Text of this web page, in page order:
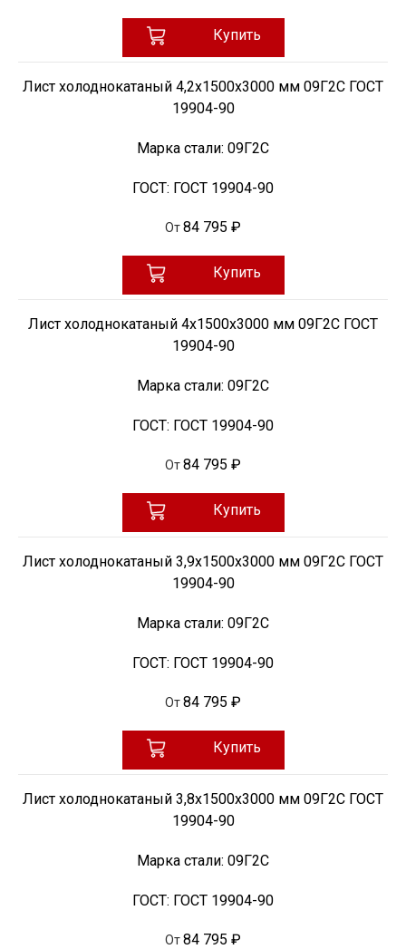
Купить
Лист холоднокатаный 4,2х1500х3000 мм 09Г2С ГОСТ
19904-90
Марка стали: 09Г2С
ГОСТ: ГОСТ 19904-90
От84 795 ₽
Купить
Лист холоднокатаный 4х1500х3000 мм 09Г2С ГОСТ
19904-90
Марка стали: 09Г2С
ГОСТ: ГОСТ 19904-90
От84 795 ₽
Купить
Лист холоднокатаный 3,9х1500х3000 мм 09Г2С ГОСТ
19904-90
Марка стали: 09Г2С
ГОСТ: ГОСТ 19904-90
От84 795 ₽
Купить
Лист холоднокатаный 3,8х1500х3000 мм 09Г2С ГОСТ
19904-90
Марка стали: 09Г2С
ГОСТ: ГОСТ 19904-90
От84 795 ₽